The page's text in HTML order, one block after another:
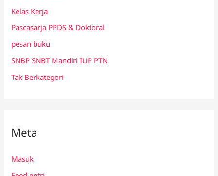
Kelas Kerja
Pascasarja PPDS & Doktoral
pesan buku
SNBP SNBT Mandiri IUP PTN
Tak Berkategori
Meta
Masuk